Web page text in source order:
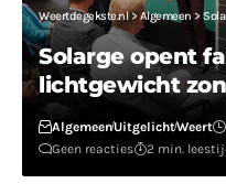
Weertdegekste.nl>Algemeen>
Solarge opent
lichtgewicht
AlgemeenUitgelichtWeert
Geen reacties
2 min.